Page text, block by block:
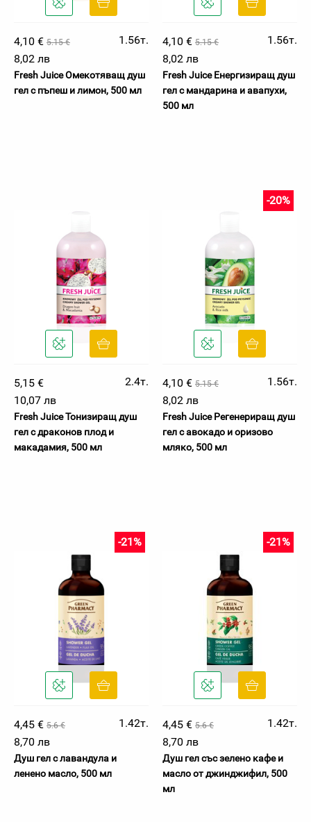
4,10 € 5.15 €
1.56т.
8,02 лв
Fresh Juice Омекотяващ душ
гел с пъпеш и лимон, 500 мл
4,10 € 5.15 €
1.56т.
8,02 лв
Fresh Juice Енергизиращ душ
гел с мандарина и авапухи,
500 мл
5,15 €
2.4т.
10,07 лв
Fresh Juice Тонизиращ душ
гел с драконов плод и
макадамия, 500 мл
4,10 € 5.15 €
-20%
1.56т.
8,02 лв
Fresh Juice Регенериращ душ
гел с авокадо и оризово
мляко, 500 мл
4,45 € 5.6 €
-21%
1.42т.
8,70 лв
Душ гел с лавандула и
ленено масло, 500 мл
4,45 € 5.6 €
-21%
1.42т.
8,70 лв
Душ гел със зелено кафе и
масло от джинджифил, 500
мл